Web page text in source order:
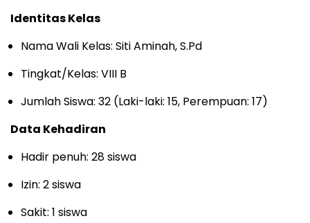
Identitas Kelas
Nama Wali Kelas: Siti Aminah, S.Pd
Tingkat/Kelas: VIII B
Jumlah Siswa: 32 (Laki-laki: 15, Perempuan: 17)
Data Kehadiran
Hadir penuh: 28 siswa
Izin: 2 siswa
Sakit: 1 siswa